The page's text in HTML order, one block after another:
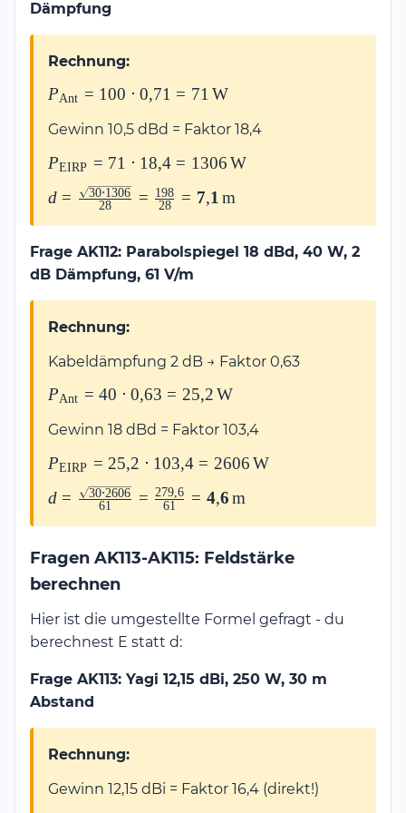
Dämpfung
Rechnung:
P_{\text{Ant}}
0{,}71 =
71\,\text{W}
PAnt = 100 ⋅ 0,71 = 71W
Gewinn 10,5 dBd = Faktor 18,4
P_{\text{EIRP}}
= 71 \cdot
18{,}4 =
1306\,\text{W}
PEIRP = 71 ⋅ 18,4 = 1306W
d = \frac{\sqrt{30 \cdot
\mathbf{7{,}1\,\text{m}}
d = 28
30⋅1306 = 28
198 = 7,1m
Frage AK112: Parabolspiegel 18 dBd, 40 W, 2
dB Dämpfung, 61 V/m
Rechnung:
Kabeldämpfung 2 dB → Faktor 0,63
P_{\text{Ant}}
0{,}63 =
25{,}2\,\text{W}
PAnt = 40 ⋅ 0,63 = 25,2W
Gewinn 18 dBd = Faktor 103,4
P_{\text{EIRP}}
= 25{,}2 \cdot
103{,}4 =
2606\,\text{W}
PEIRP = 25,2 ⋅ 103,4 = 2606W
d = \frac{\sqrt{30 \cdot
\mathbf{4{,}6\,\text{m}}
d = 61
30⋅2606 = 61
279 ,6 = 4,6m
Fragen AK113-AK115: Feldstärke
berechnen
Hier ist die umgestellte Formel gefragt - du
berechnest E statt d:
Frage AK113: Yagi 12,15 dBi, 250 W, 30 m
Abstand
Rechnung:
Gewinn 12,15 dBi = Faktor 16,4 (direkt!)